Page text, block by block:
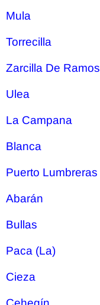
Mula
Torrecilla
Zarcilla De Ramos
Ulea
La Campana
Blanca
Puerto Lumbreras
Abarán
Bullas
Paca (La)
Cieza